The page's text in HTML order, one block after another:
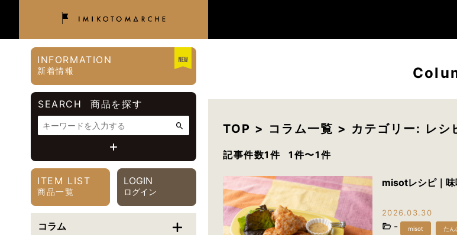
INFORMATION
新着情報
SEARCH 商品を探す
カテゴリで絞り込む
ITEM LIST
商品一覧
LOGIN
ログイン
コラム
TOP > コラム一覧 > カテゴリー: レシ
記事件数1件 1件〜1件
misotレシピ｜味
2026.03.30
- misot たん